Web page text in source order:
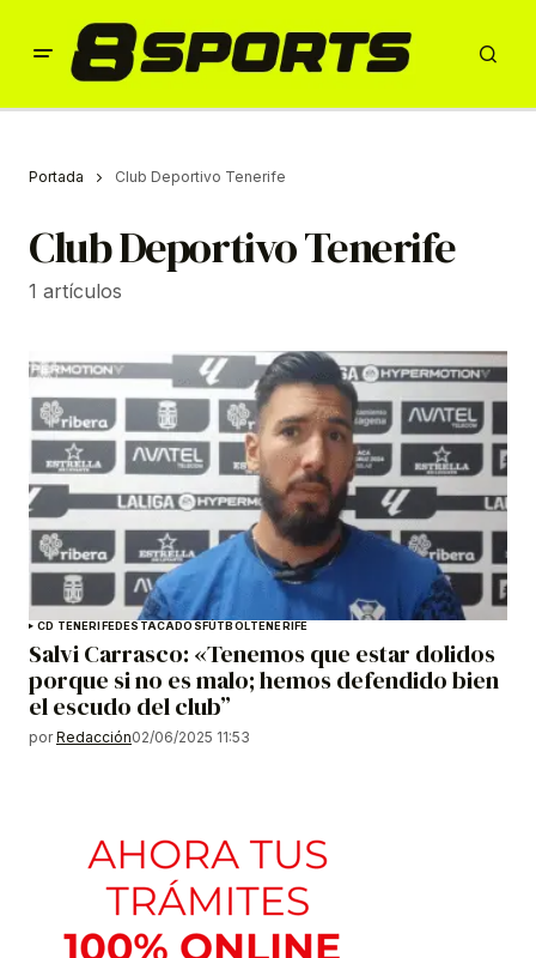
Portada Club Deportivo Tenerife
Club Deportivo Tenerife
1 artículos
CD TENERIFEDESTACADOSFÚTBOLTENERIFE
Salvi Carrasco: «Tenemos que estar dolidos
porque si no es malo; hemos defendido bien
el escudo del club”
por Redacción02/06/2025 11:53